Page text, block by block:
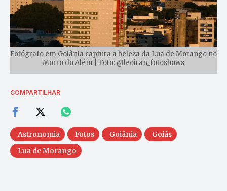
Fotógrafo em Goiânia captura a beleza da Lua de Morango no
Morro do Além | Foto: @leoiran_fotoshows
COMPARTILHAR
Astronomia Fotos Goiânia
Goiás
Lua de Morango